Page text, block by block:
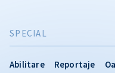
SPECIAL
Abilitare Reportaje